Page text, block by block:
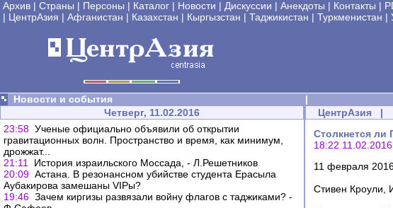
Архив | Страны | Персоны | Каталог | Новости | Дискуссии | Анекдоты | Контакты |
| ЦентрАзия | Афганистан | Казахстан | Кыргызстан | Таджикистан | Туркменистан |
Новости и события
|
Четверг, 11.02.2016
23:58 Ученые официально объявили об открытии
гравитационных волн. Пространство и время, как минимум,
дрожжат...
21:11
История израильского Моссада, - Л.Решетников
20:09 Астана. В резонансном убийстве студента Ерасыла
Аубакирова замешаны VIPы?
19:46 Зачем киргизы развязали войну флагов с таджиками? -
ЦентрАзия |
Столкнется ли
18:22 11.02.2016
11 февраля 2016
Стивен Кроули,